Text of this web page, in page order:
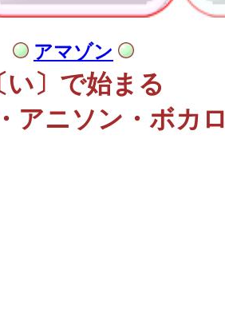
アマゾン
い〕で始まる
アニソン・ボカロ